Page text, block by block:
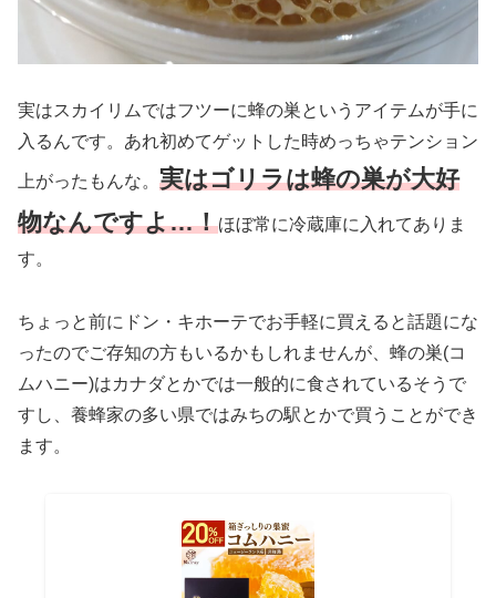
実はスカイリムではフツーに蜂の巣というアイテムが手に
入るんです。あれ初めてゲットした時めっちゃテンション
上がったもんな。 実はゴリラは蜂の巣が大好
物なんですよ…！ほぼ常に冷蔵庫に入れてありま
す。
ちょっと前にドン・キホーテでお手軽に買えると話題にな
ったのでご存知の方もいるかもしれませんが、蜂の巣(コ
ムハニー)はカナダとかでは一般的に食されているそうで
すし、養蜂家の多い県ではみちの駅とかで買うことができ
ます。